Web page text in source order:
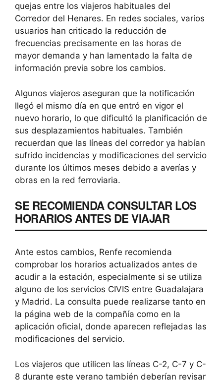
quejas entre los viajeros habituales del
Corredor del Henares. En redes sociales, varios
usuarios han criticado la reducción de
frecuencias precisamente en las horas de
mayor demanda y han lamentado la falta de
información previa sobre los cambios.
Algunos viajeros aseguran que la notificación
llegó el mismo día en que entró en vigor el
nuevo horario, lo que dificultó la planificación de
sus desplazamientos habituales. También
recuerdan que las líneas del corredor ya habían
sufrido incidencias y modificaciones del servicio
durante los últimos meses debido a averías y
obras en la red ferroviaria.
SE RECOMIENDA CONSULTAR LOS
HORARIOS ANTES DE VIAJAR
Ante estos cambios, Renfe recomienda
comprobar los horarios actualizados antes de
acudir a la estación, especialmente si se utiliza
alguno de los servicios CIVIS entre Guadalajara
y Madrid. La consulta puede realizarse tanto en
la página web de la compañía como en la
aplicación oficial, donde aparecen reflejadas las
modificaciones del servicio.
Los viajeros que utilicen las líneas C-2, C-7 y C-
8 durante este verano también deberían revisar